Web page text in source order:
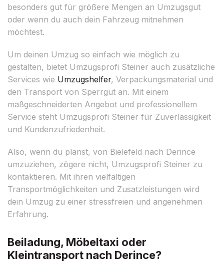
besonders gut für größere Mengen an Umzugsgut
oder wenn du auch dein Fahrzeug mitnehmen
möchtest.
Um deinen Umzug so einfach wie möglich zu
gestalten, bietet Umzugsprofi Steiner auch zusätzliche
Services wie Umzugshelfer, Verpackungsmaterial und
den Transport von Sperrgut an. Mit einem
maßgeschneiderten Angebot und professionellem
Service steht Umzugsprofi Steiner für Zuverlässigkeit
und Kundenzufriedenheit.
Also, wenn du planst, von Bielefeld nach Derince
umzuziehen, zögere nicht, Umzugsprofi Steiner zu
kontaktieren. Mit ihren vielfältigen
Transportmöglichkeiten und Zusatzleistungen wird
dein Umzug zu einer stressfreien und angenehmen
Erfahrung.
Beiladung, Möbeltaxi oder
Kleintransport nach Derince?